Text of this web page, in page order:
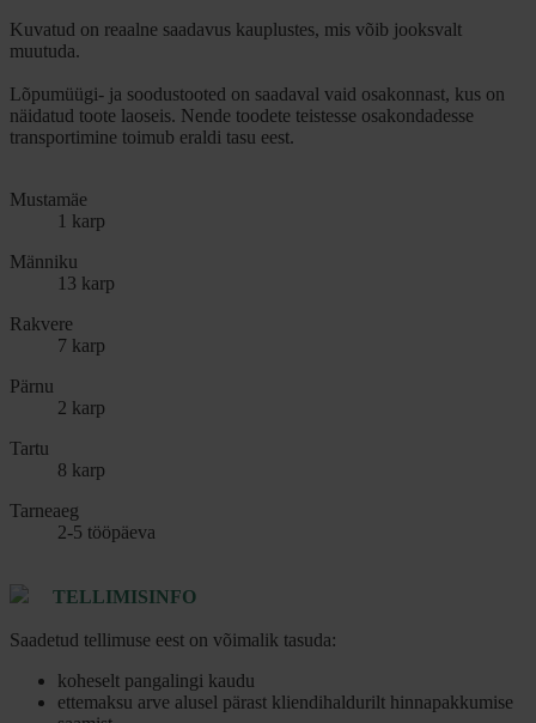
Kuvatud on reaalne saadavus kauplustes, mis võib jooksvalt
muutuda.
Lõpumüügi- ja soodustooted on saadaval vaid osakonnast, kus on
näidatud toote laoseis. Nende toodete teistesse osakondadesse
transportimine toimub eraldi tasu eest.
Mustamäe
1 karp
Männiku
13 karp
Rakvere
7 karp
Pärnu
2 karp
Tartu
8 karp
Tarneaeg
2-5 tööpäeva
TELLIMISINFO
Saadetud tellimuse eest on võimalik tasuda:
koheselt pangalingi kaudu
ettemaksu arve alusel pärast kliendihaldurilt hinnapakkumise